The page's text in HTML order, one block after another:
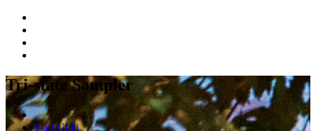
Tri-state Sampler
Stati Uniti